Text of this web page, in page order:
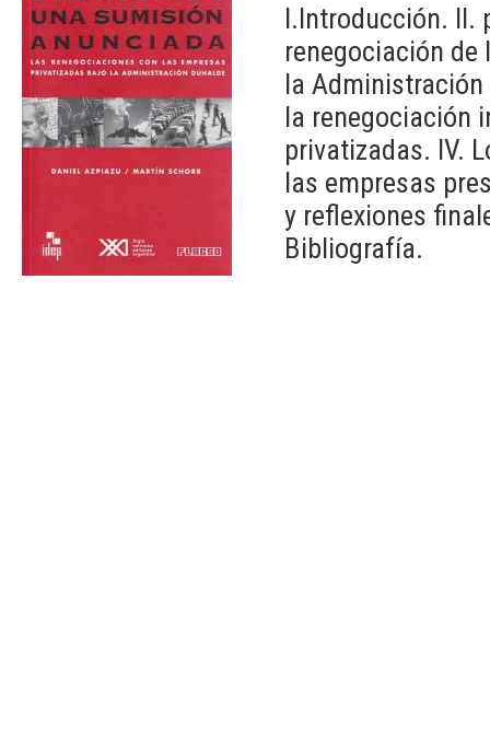
I.Introducción. II.
renegociación
la Administración
la renegociación
privatizadas. IV.
las empresas
y reflexiones
Bibliografía.